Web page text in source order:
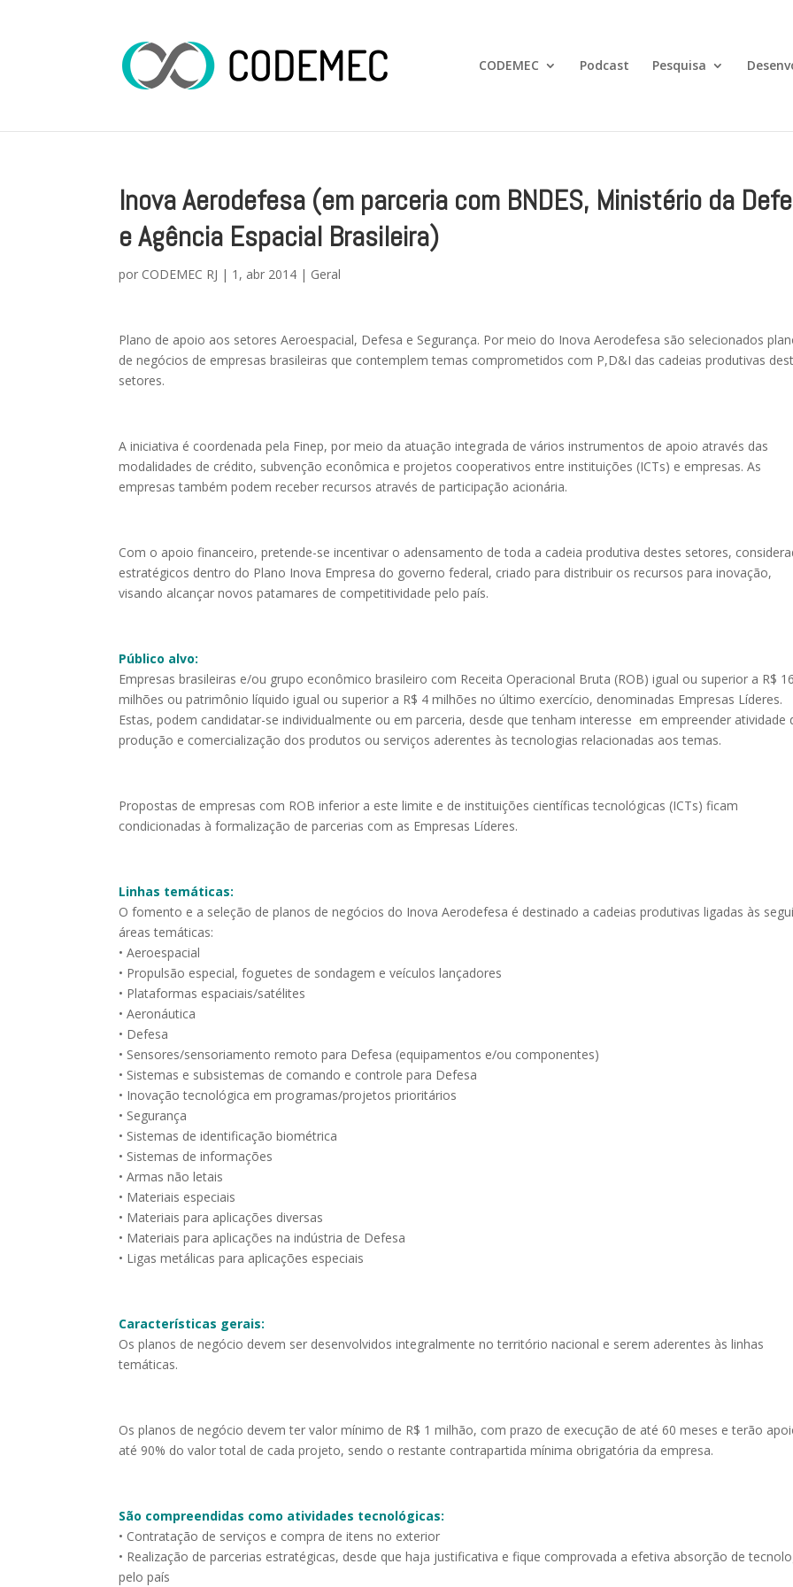
CODEMEC Podcast Pesquisa
Inova Aerodefesa (em parceria com BNDES, Ministério da
e Agência Espacial Brasileira)
por CODEMEC RJ | 1, abr 2014 | Geral
Plano de apoio aos setores Aeroespacial, Defesa e Segurança. Por meio do Inova Aerodefesa são selecionados
de negócios de empresas brasileiras que contemplem temas comprometidos com P,D&I das cadeias produtivas
setores.
A iniciativa é coordenada pela Finep, por meio da atuação integrada de vários instrumentos de apoio através das
modalidades de crédito, subvenção econômica e projetos cooperativos entre instituições (ICTs) e empresas. As
empresas também podem receber recursos através de participação acionária.
Com o apoio financeiro, pretende-se incentivar o adensamento de toda a cadeia produtiva destes setores,
estratégicos dentro do Plano Inova Empresa do governo federal, criado para distribuir os recursos para inovação,
visando alcançar novos patamares de competitividade pelo país.
Público alvo:
Empresas brasileiras e/ou grupo econômico brasileiro com Receita Operacional Bruta (ROB) igual ou superior a R$ 16
milhões ou patrimônio líquido igual ou superior a R$ 4 milhões no último exercício, denominadas Empresas Líderes.
Estas, podem candidatar-se individualmente ou em parceria, desde que tenham interesse em empreender atividade
produção e comercialização dos produtos ou serviços aderentes às tecnologias relacionadas aos temas.
Propostas de empresas com ROB inferior a este limite e de instituições científicas tecnológicas (ICTs) ficam
condicionadas à formalização de parcerias com as Empresas Líderes.
Linhas temáticas:
O fomento e a seleção de planos de negócios do Inova Aerodefesa é destinado a cadeias produtivas ligadas às
áreas temáticas:
• Aeroespacial
• Propulsão especial, foguetes de sondagem e veículos lançadores
• Plataformas espaciais/satélites
• Aeronáutica
• Defesa
• Sensores/sensoriamento remoto para Defesa (equipamentos e/ou componentes)
• Sistemas e subsistemas de comando e controle para Defesa
• Inovação tecnológica em programas/projetos prioritários
• Segurança
• Sistemas de identificação biométrica
• Sistemas de informações
• Armas não letais
• Materiais especiais
• Materiais para aplicações diversas
• Materiais para aplicações na indústria de Defesa
• Ligas metálicas para aplicações especiais
Características gerais:
Os planos de negócio devem ser desenvolvidos integralmente no território nacional e serem aderentes às linhas
temáticas.
Os planos de negócio devem ter valor mínimo de R$ 1 milhão, com prazo de execução de até 60 meses e terão
até 90% do valor total de cada projeto, sendo o restante contrapartida mínima obrigatória da empresa.
São compreendidas como atividades tecnológicas:
• Contratação de serviços e compra de itens no exterior
• Realização de parcerias estratégicas, desde que haja justificativa e fique comprovada a efetiva absorção de
pelo país